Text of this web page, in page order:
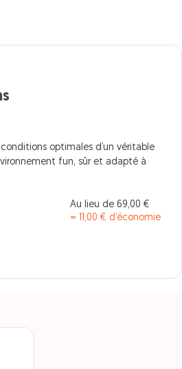
optimales d’un véritable
fun, sûr et adapté à
Au lieu de 69,00 €
= 11,00 € d’économie
Adulte City Surf A partir de 20 ans